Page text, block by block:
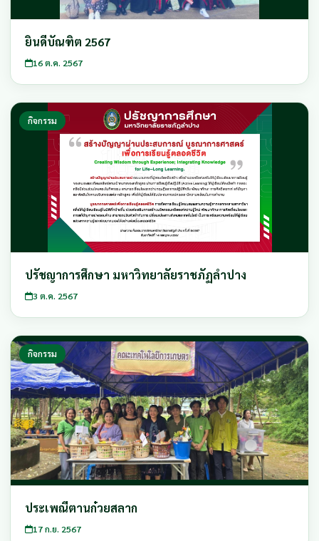
ยินดีบัณฑิต 2567
16 ต.ค. 2567
กิจกรรม
ปรัชญาการศึกษา มหาวิทยาลัยราชภัฏลำปาง
3 ต.ค. 2567
กิจกรรม
ประเพณีตานก๋วยสลาก
17 ก.ย. 2567